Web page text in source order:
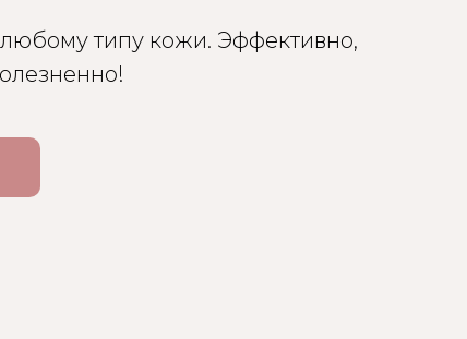
типу кожи. Эффективно,